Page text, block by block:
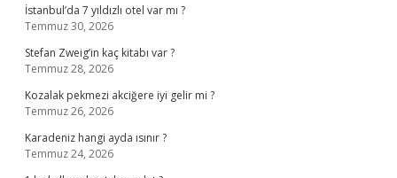
İstanbul’da 7 yıldızlı otel var mı ?
Temmuz 30, 2026
Stefan Zweig’in kaç kitabı var ?
Temmuz 28, 2026
Kozalak pekmezi akciğere iyi gelir mi ?
Temmuz 26, 2026
Karadeniz hangi ayda ısınır ?
Temmuz 24, 2026